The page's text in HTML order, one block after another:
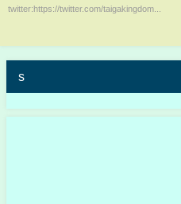
twitter:https://twitter.com/taigakingdom...
s